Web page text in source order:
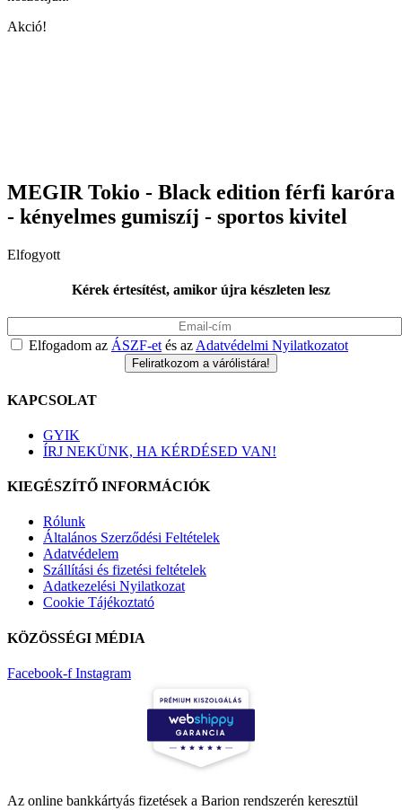
Akció!
MEGIR Tokio - Black edition férfi karóra
- kényelmes gumiszíj - sportos kivitel
Elfogyott
Kérek értesítést, amikor újra készleten lesz
Elfogadom az ÁSZF-et és az Adatvédelmi Nyilatkozatot
KAPCSOLAT
GYIK
ÍRJ NEKÜNK, HA KÉRDÉSED VAN!
KIEGÉSZÍTŐ INFORMÁCIÓK
Rólunk
Általános Szerződési Feltételek
Adatvédelem
Szállítási és fizetési feltételek
Adatkezelési Nyilatkozat
Cookie Tájékoztató
KÖZÖSSÉGI MÉDIA
Facebook-f Instagram
Az online bankkártyás fizetések a Barion rendszerén keresztül